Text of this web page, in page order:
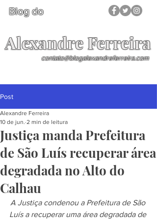
Blog do
Alexandre Ferreira
contato@blogalexandreferreira.com
Post
Justiça manda Prefeitura
de São Luís recuperar área
degradada no Alto do
Calhau
Alexandre Ferreira
10 de jun. 2 min de leitura
A Justiça condenou a Prefeitura de São
Luís a recuperar uma área degradada de